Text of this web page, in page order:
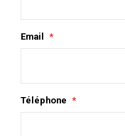
Email
Téléphone